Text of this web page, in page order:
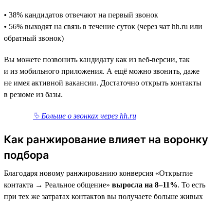
• 38% кандидатов отвечают на первый звонок
• 56% выходят на связь в течение суток (через чат hh.ru или
обратный звонок)
Вы можете позвонить кандидату как из веб-версии, так
и из мобильного приложения. А ещё можно звонить, даже
не имея активной вакансии. Достаточно открыть контакты
в резюме из базы.
⮱ Больше о звонках через hh.ru
Как ранжирование влияет на воронку
подбора
Благодаря новому ранжированию конверсия «Открытие
контакта → Реальное общение» выросла на 8–11%. То есть
при тех же затратах контактов вы получаете больше живых